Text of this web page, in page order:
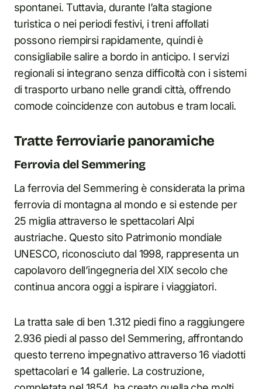
spontanei. Tuttavia, durante l’alta stagione
turistica o nei periodi festivi, i treni affollati
possono riempirsi rapidamente, quindi è
consigliabile salire a bordo in anticipo. I servizi
regionali si integrano senza difficoltà con i sistemi
di trasporto urbano nelle grandi città, offrendo
comode coincidenze con autobus e tram locali.
Tratte ferroviarie panoramiche
Ferrovia del Semmering
La ferrovia del Semmering è considerata la prima
ferrovia di montagna al mondo e si estende per
25 miglia attraverso le spettacolari Alpi
austriache. Questo sito Patrimonio mondiale
UNESCO, riconosciuto dal 1998, rappresenta un
capolavoro dell’ingegneria del XIX secolo che
continua ancora oggi a ispirare i viaggiatori.
La tratta sale di ben 1.312 piedi fino a raggiungere
2.936 piedi al passo del Semmering, affrontando
questo terreno impegnativo attraverso 16 viadotti
spettacolari e 14 gallerie. La costruzione,